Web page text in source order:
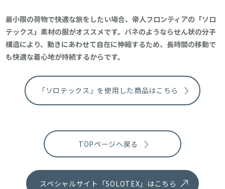
最小限の荷物で快適な旅をしたい場合、帝人フロンティアの「ソロ
テックス」素材の服がオススメです。バネのようならせん状の分子
構造により、動きにあわせて自在に伸縮するため、長時間の移動で
も快適な着心地が持続するからです。
「ソロテックス」を使用した商品はこちら
TOPページへ戻る
スペシャルサイト「SOLOTEX」はこちら